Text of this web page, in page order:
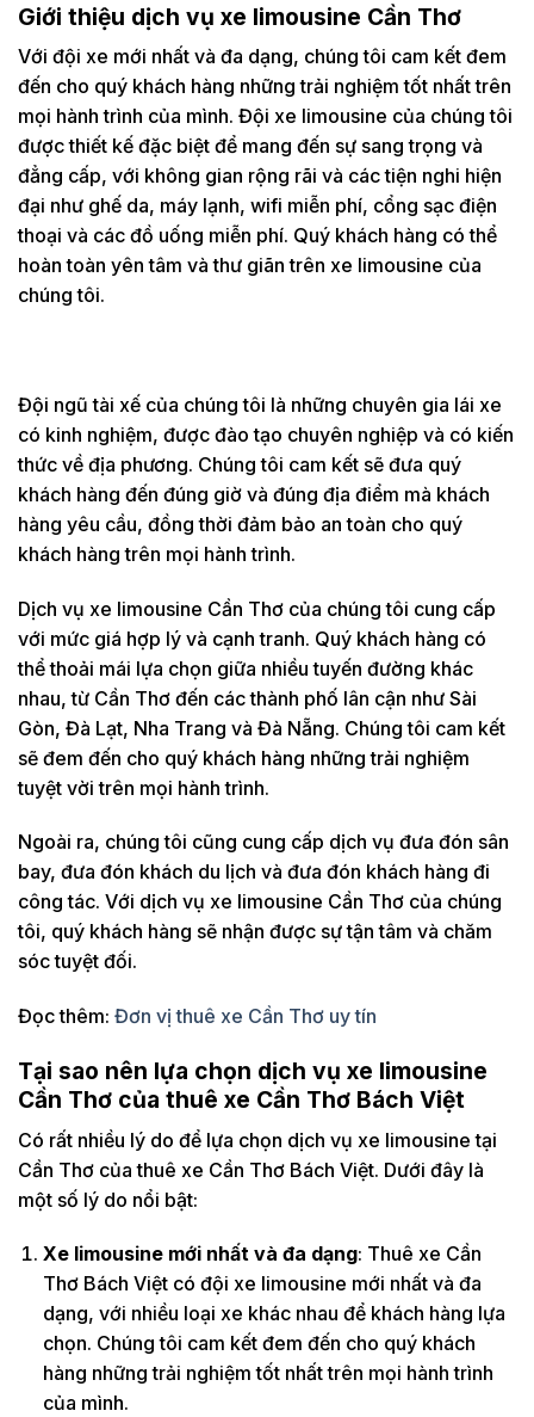
Giới thiệu dịch vụ xe limousine Cần Thơ
Với đội xe mới nhất và đa dạng, chúng tôi cam kết đem
đến cho quý khách hàng những trải nghiệm tốt nhất trên
mọi hành trình của mình. Đội xe limousine của chúng tôi
được thiết kế đặc biệt để mang đến sự sang trọng và
đẳng cấp, với không gian rộng rãi và các tiện nghi hiện
đại như ghế da, máy lạnh, wifi miễn phí, cổng sạc điện
thoại và các đồ uống miễn phí. Quý khách hàng có thể
hoàn toàn yên tâm và thư giãn trên xe limousine của
chúng tôi.
Đội ngũ tài xế của chúng tôi là những chuyên gia lái xe
có kinh nghiệm, được đào tạo chuyên nghiệp và có kiến
thức về địa phương. Chúng tôi cam kết sẽ đưa quý
khách hàng đến đúng giờ và đúng địa điểm mà khách
hàng yêu cầu, đồng thời đảm bảo an toàn cho quý
khách hàng trên mọi hành trình.
Dịch vụ xe limousine Cần Thơ của chúng tôi cung cấp
với mức giá hợp lý và cạnh tranh. Quý khách hàng có
thể thoải mái lựa chọn giữa nhiều tuyến đường khác
nhau, từ Cần Thơ đến các thành phố lân cận như Sài
Gòn, Đà Lạt, Nha Trang và Đà Nẵng. Chúng tôi cam kết
sẽ đem đến cho quý khách hàng những trải nghiệm
tuyệt vời trên mọi hành trình.
Ngoài ra, chúng tôi cũng cung cấp dịch vụ đưa đón sân
bay, đưa đón khách du lịch và đưa đón khách hàng đi
công tác. Với dịch vụ xe limousine Cần Thơ của chúng
tôi, quý khách hàng sẽ nhận được sự tận tâm và chăm
sóc tuyệt đối.
Đọc thêm: Đơn vị thuê xe Cần Thơ uy tín
Tại sao nên lựa chọn dịch vụ xe limousine
Cần Thơ của thuê xe Cần Thơ Bách Việt
Có rất nhiều lý do để lựa chọn dịch vụ xe limousine tại
Cần Thơ của thuê xe Cần Thơ Bách Việt. Dưới đây là
một số lý do nổi bật:
Xe limousine mới nhất và đa dạng: Thuê xe Cần
Thơ Bách Việt có đội xe limousine mới nhất và đa
dạng, với nhiều loại xe khác nhau để khách hàng lựa
chọn. Chúng tôi cam kết đem đến cho quý khách
hàng những trải nghiệm tốt nhất trên mọi hành trình
của mình.